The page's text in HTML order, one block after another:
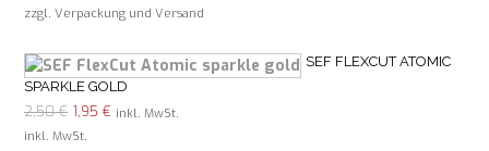
zzgl. Verpackung und Versand
SEF FLEXCUT ATOMIC
SPARKLE GOLD
2,50€ Ursprünglicher
Preis
1,95 €Aktueller
inkl. MwSt.
inkl. MwSt.